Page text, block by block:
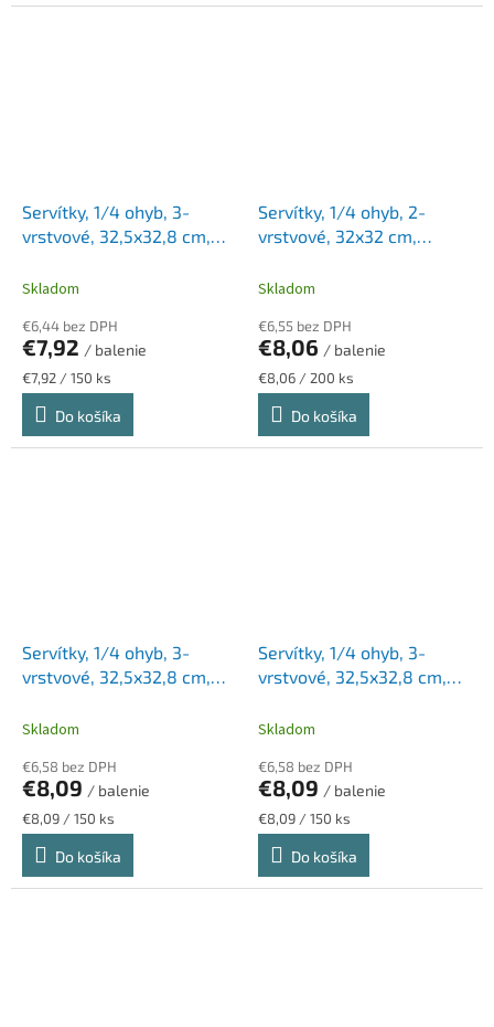
Servítky, 1/4 ohyb, 3-
vrstvové, 32,5x32,8 cm,
Lunch", červená
Skladom
€6,44 bez DPH
€7,92 / balenie
Jednotková
cena:
€7,92 / 150 ks
Do košíka
Servítky, 1/4 ohyb, 2-
vrstvové, 32x32 cm,
čierna
Skladom
€6,55 bez DPH
€8,06 / balenie
Jednotková
cena:
€8,06 / 200 ks
Do košíka
Servítky, 1/4 ohyb, 3-
vrstvové, 32,5x32,8 cm,
Lunch", bordová
Skladom
€6,58 bez DPH
€8,09 / balenie
Jednotková
cena:
€8,09 / 150 ks
Do košíka
Servítky, 1/4 ohyb, 3-
vrstvové, 32,5x32,8 cm,
Lunch", tmavozelená
Skladom
€6,58 bez DPH
€8,09 / balenie
Jednotková
cena:
€8,09 / 150 ks
Do košíka